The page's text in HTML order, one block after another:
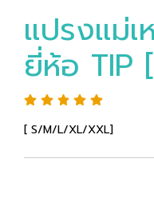
แปรงแม่
ยี่ห้อ TIP
[ S/M/L/XL/XXL]